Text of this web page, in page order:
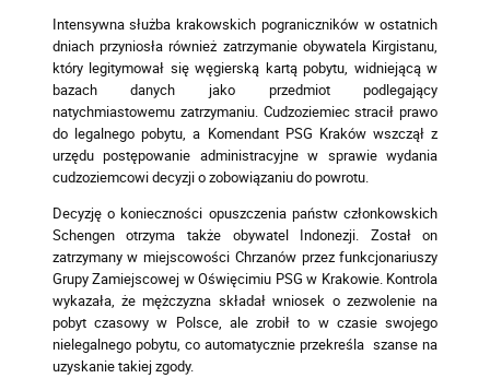
Intensywna służba krakowskich pograniczników w ostatnich
dniach przyniosła również zatrzymanie obywatela Kirgistanu,
który legitymował się węgierską kartą pobytu, widniejącą w
bazach danych jako przedmiot podlegający
natychmiastowemu zatrzymaniu. Cudzoziemiec stracił prawo
do legalnego pobytu, a Komendant PSG Kraków wszczął z
urzędu postępowanie administracyjne w sprawie wydania
cudzoziemcowi decyzji o zobowiązaniu do powrotu.
Decyzję o konieczności opuszczenia państw członkowskich
Schengen otrzyma także obywatel Indonezji. Został on
zatrzymany w miejscowości Chrzanów przez funkcjonariuszy
Grupy Zamiejscowej w Oświęcimiu PSG w Krakowie. Kontrola
wykazała, że mężczyzna składał wniosek o zezwolenie na
pobyt czasowy w Polsce, ale zrobił to w czasie swojego
nielegalnego pobytu, co automatycznie przekreśla szanse na
uzyskanie takiej zgody.